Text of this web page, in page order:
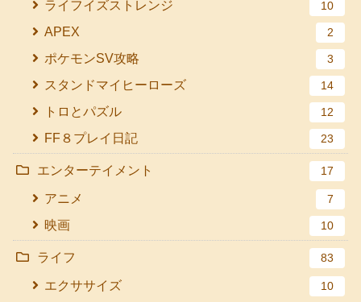
ライフイズストレンジ 10
APEX 2
ポケモンSV攻略 3
スタンドマイヒーローズ 14
トロとパズル 12
FF８プレイ日記 23
エンターテイメント 17
アニメ 7
映画 10
ライフ 83
エクササイズ 10